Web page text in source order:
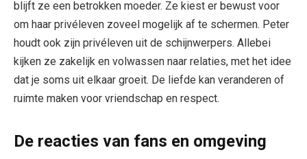
blijft ze een betrokken moeder. Ze kiest er bewust voor
om haar privéleven zoveel mogelijk af te schermen. Peter
houdt ook zijn privéleven uit de schijnwerpers. Allebei
kijken ze zakelijk en volwassen naar relaties, met het idee
dat je soms uit elkaar groeit. De liefde kan veranderen of
ruimte maken voor vriendschap en respect.
De reacties van fans en omgeving